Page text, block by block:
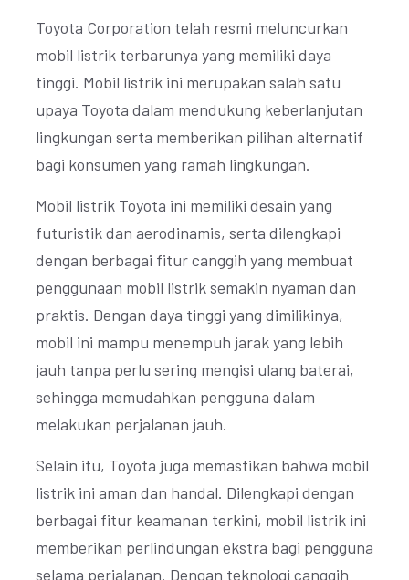
Toyota Corporation telah resmi meluncurkan
mobil listrik terbarunya yang memiliki daya
tinggi. Mobil listrik ini merupakan salah satu
upaya Toyota dalam mendukung keberlanjutan
lingkungan serta memberikan pilihan alternatif
bagi konsumen yang ramah lingkungan.
Mobil listrik Toyota ini memiliki desain yang
futuristik dan aerodinamis, serta dilengkapi
dengan berbagai fitur canggih yang membuat
penggunaan mobil listrik semakin nyaman dan
praktis. Dengan daya tinggi yang dimilikinya,
mobil ini mampu menempuh jarak yang lebih
jauh tanpa perlu sering mengisi ulang baterai,
sehingga memudahkan pengguna dalam
melakukan perjalanan jauh.
Selain itu, Toyota juga memastikan bahwa mobil
listrik ini aman dan handal. Dilengkapi dengan
berbagai fitur keamanan terkini, mobil listrik ini
memberikan perlindungan ekstra bagi pengguna
selama perjalanan. Dengan teknologi canggih